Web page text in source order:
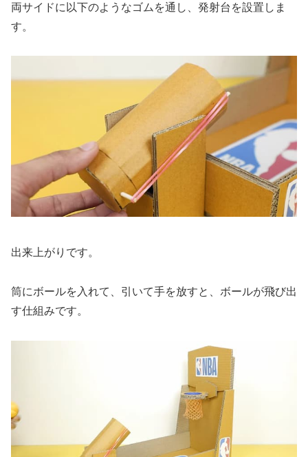
両サイドに以下のようなゴムを通し、発射台を設置しま
す。
出来上がりです。
筒にボールを入れて、引いて手を放すと、ボールが飛び出
す仕組みです。